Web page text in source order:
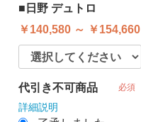
■日野 デュトロ
￥140,580 ～ ￥154,660
代引き不可商品 必須
詳細説明